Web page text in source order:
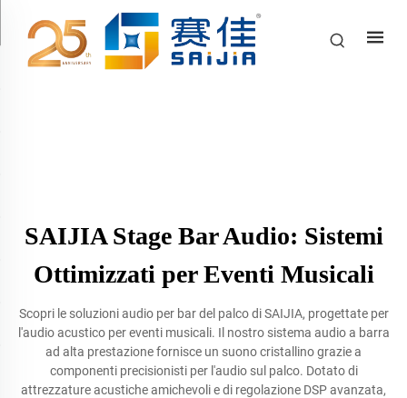
SAIJIA Stage Bar Audio: Sistemi
Ottimizzati per Eventi Musicali
Scopri le soluzioni audio per bar del palco di SAIJIA, progettate per
l'audio acustico per eventi musicali. Il nostro sistema audio a barra
ad alta prestazione fornisce un suono cristallino grazie a
componenti precisionisti per l'audio sul palco. Dotato di
attrezzature acustiche amichevoli e di regolazione DSP avanzata,